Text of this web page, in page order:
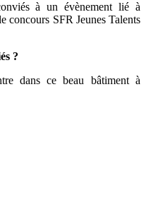
Talents
Entrepreneurs
à un évènement lié à
concours SFR Jeunes Talents
?
dans ce beau bâtiment à